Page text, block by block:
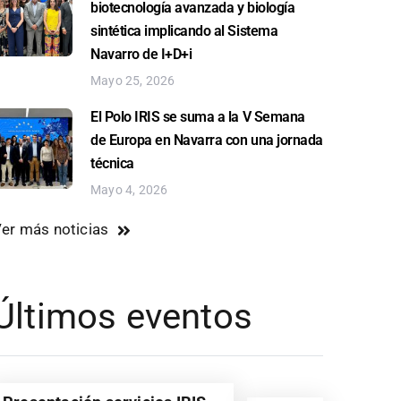
biotecnología avanzada y biología
sintética implicando al Sistema
Navarro de I+D+i
Mayo 25, 2026
El Polo IRIS se suma a la V Semana
de Europa en Navarra con una jornada
técnica
Mayo 4, 2026
más noticias
eventos